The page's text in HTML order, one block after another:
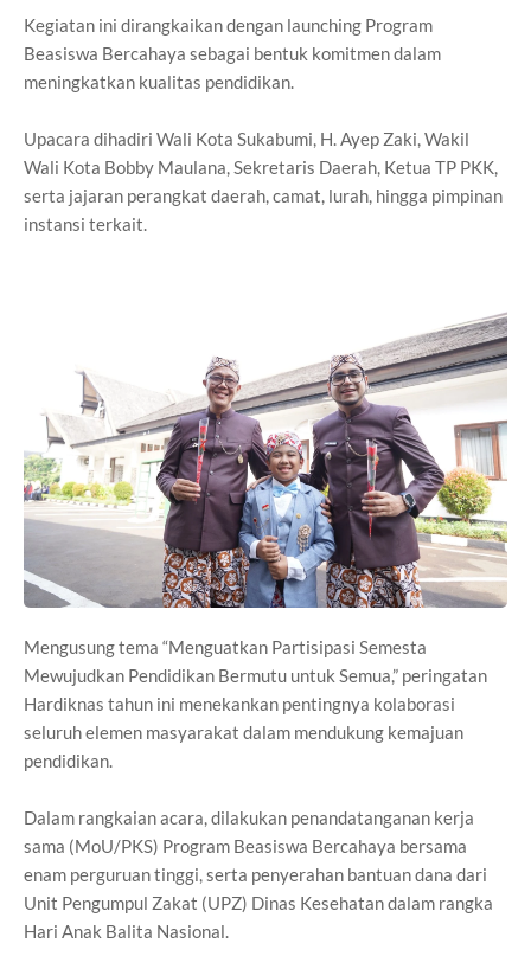
Kegiatan ini dirangkaikan dengan launching Program
Beasiswa Bercahaya sebagai bentuk komitmen dalam
meningkatkan kualitas pendidikan.
Upacara dihadiri Wali Kota Sukabumi, H. Ayep Zaki, Wakil
Wali Kota Bobby Maulana, Sekretaris Daerah, Ketua TP PKK,
serta jajaran perangkat daerah, camat, lurah, hingga pimpinan
instansi terkait.
Mengusung tema “Menguatkan Partisipasi Semesta
Mewujudkan Pendidikan Bermutu untuk Semua,” peringatan
Hardiknas tahun ini menekankan pentingnya kolaborasi
seluruh elemen masyarakat dalam mendukung kemajuan
pendidikan.
Dalam rangkaian acara, dilakukan penandatanganan kerja
sama (MoU/PKS) Program Beasiswa Bercahaya bersama
enam perguruan tinggi, serta penyerahan bantuan dana dari
Unit Pengumpul Zakat (UPZ) Dinas Kesehatan dalam rangka
Hari Anak Balita Nasional.